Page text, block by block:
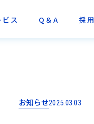
ス Q＆A 採用
お知らせ2025.03.03